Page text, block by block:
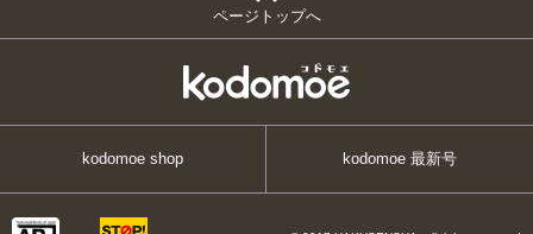
ページトップへ
kodomoe shop kodomoe 最新号